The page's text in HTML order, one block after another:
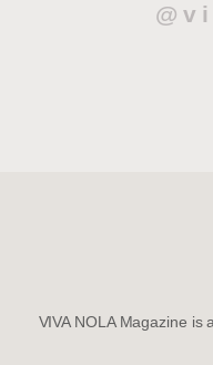
VIVA NOLA Magazine is